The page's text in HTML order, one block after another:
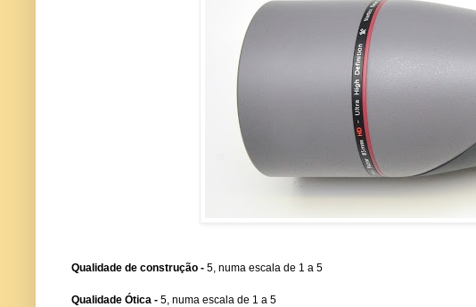
Qualidade de construção - 5, numa escala de 1 a 5
Qualidade Ótica - 5, numa escala de 1 a 5